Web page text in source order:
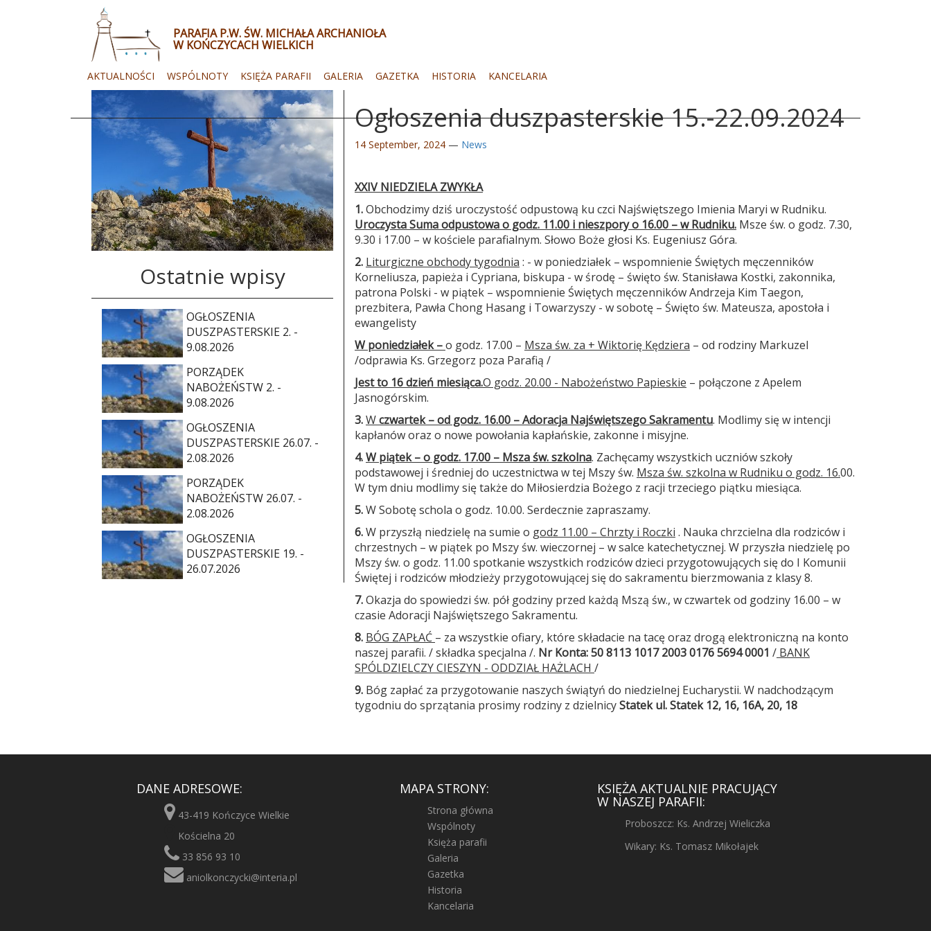
PARAFIA P.W. ŚW. MICHAŁA ARCHANIOŁA
W KOŃCZYCACH WIELKICH
WSPÓLNOTY KSIĘŻA PARAFII GALERIA GAZETKA HISTORIA KANCELARIA
AKTUALNOŚCI
Ogłoszenia duszpasterskie 15.-22.09.2024
14 September, 2024 — News
XXIV NIEDZIELA ZWYKŁA
1.Obchodzimy dziś uroczystość odpustową ku czci Najświętszego Imienia Maryi w Rudniku.
Uroczysta Suma odpustowa o godz. 11.00 i nieszpory o 16.00 – w Rudniku. Msze św. o godz. 7.30,
9.30 i 17.00 – w kościele parafialnym. Słowo Boże głosi Ks. Eugeniusz Góra.
2. Liturgiczne obchody tygodnia : - w poniedziałek – wspomnienie Świętych męczenników
Korneliusza, papieża i Cypriana, biskupa - w środę – święto św. Stanisława Kostki, zakonnika,
patrona Polski - w piątek – wspomnienie Świętych męczenników Andrzeja Kim Taegon,
prezbitera, Pawła Chong Hasang i Towarzyszy - w sobotę – Święto św. Mateusza, apostoła i
ewangelisty
W poniedziałek –o godz. 17.00 – Msza św. za + Wiktorię Kędziera – od rodziny Markuzel
/odprawia Ks. Grzegorz poza Parafią /
Jest to 16 dzień miesiąca.O godz. 20.00 - Nabożeństwo Papieskie – połączone z Apelem
Jasnogórskim.
3.Wczwartek – od godz. 16.00 – Adoracja Najświętszego Sakramentu. Modlimy się w intencji
kapłanów oraz o nowe powołania kapłańskie, zakonne i misyjne.
4.W piątek – o godz. 17.00 – Msza św. szkolna. Zachęcamy wszystkich uczniów szkoły
podstawowej i średniej do uczestnictwa w tej Mszy św. Msza św. szkolna w Rudniku o godz. 16.00.
W tym dniu modlimy się także do Miłosierdzia Bożego z racji trzeciego piątku miesiąca.
5.W Sobotę schola o godz. 10.00. Serdecznie zapraszamy.
6.W przyszłą niedzielę na sumie o godz 11.00 – Chrzty i Roczki . Nauka chrzcielna dla rodziców i
chrzestnych – w piątek po Mszy św. wieczornej – w salce katechetycznej. W przyszła niedzielę po
Mszy św. o godz. 11.00 spotkanie wszystkich rodziców dzieci przygotowujących się do I Komunii
Świętej i rodziców młodzieży przygotowującej się do sakramentu bierzmowania z klasy 8.
7.Okazja do spowiedzi św. pół godziny przed każdą Mszą św., w czwartek od godziny 16.00 – w
czasie Adoracji Najświętszego Sakramentu.
8. BÓG ZAPŁAĆ – za wszystkie ofiary, które składacie na tacę oraz drogą elektroniczną na konto
naszej parafii. / składka specjalna /. Nr Konta: 50 8113 1017 2003 0176 5694 0001 / BANK
SPÓLDZIELCZY CIESZYN - ODDZIAŁ HAŻLACH /
9. Bóg zapłać za przygotowanie naszych świątyń do niedzielnej Eucharystii. W nadchodzącym
tygodniu do sprzątania prosimy rodziny z dzielnicyStatekul. Statek 12, 16, 16A, 20, 18
Ostatnie wpisy
OGŁOSZENIA
DUSZPASTERSKIE 2. -
9.08.2026
PORZĄDEK
NABOŻEŃSTW 2. -
9.08.2026
OGŁOSZENIA
DUSZPASTERSKIE 26.07. -
2.08.2026
PORZĄDEK
NABOŻEŃSTW 26.07. -
2.08.2026
OGŁOSZENIA
DUSZPASTERSKIE 19. -
26.07.2026
DANE ADRESOWE:
43-419 Kończyce Wielkie
Kościelna 20
33 856 93 10
aniolkonczycki@interia.pl
MAPA STRONY:
Strona główna
Wspólnoty
Księża parafii
Galeria
Gazetka
Historia
Kancelaria
KSIĘŻA AKTUALNIE PRACUJĄCY
W NASZEJ PARAFII:
Proboszcz: Ks. Andrzej Wieliczka
Wikary: Ks. Tomasz Mikołajek